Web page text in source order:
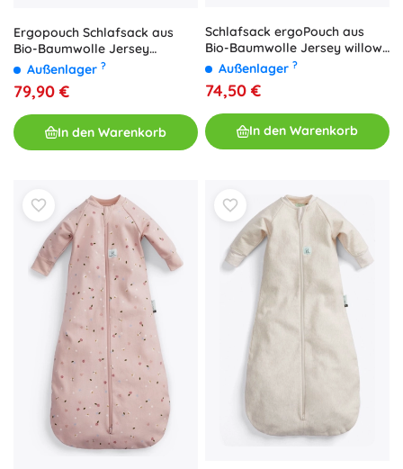
Ergopouch Schlafsack aus
Bio-Baumwolle Jersey
oatmeal marle 2,5 TOG (3–12
Außenlager ?
79,90 €
In den Warenkorb
Schlafsack ergoPouch aus
Bio-Baumwolle Jersey willow
2,5 TOG (3–12 Monate)
Außenlager ?
74,50 €
In den Warenkorb